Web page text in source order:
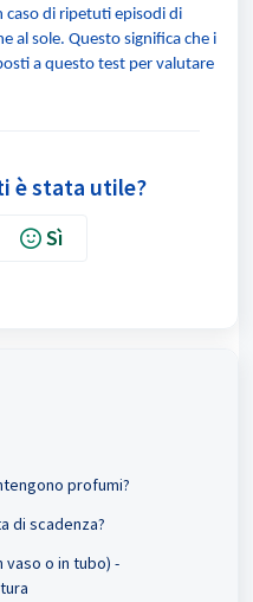
caso di ripetuti episodi di
al sole. Questo significa che i
a questo test per valutare
è stata utile?
Sì
profumi?
di scadenza?
vaso o in tubo) -